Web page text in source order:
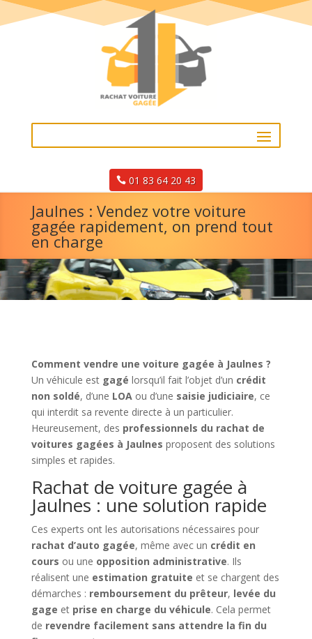
01 83 64 20 43
Jaulnes : Vendez votre voiture
gagée rapidement, on prend tout
en charge
Comment vendre une voiture gagée à Jaulnes ?
Un véhicule est gagé lorsqu’il fait l’objet d’un crédit
non soldé, d’une LOA ou d’une saisie judiciaire, ce
qui interdit sa revente directe à un particulier.
Heureusement, des professionnels du rachat de
voitures gagées à Jaulnes proposent des solutions
simples et rapides.
Rachat de voiture gagée à
Jaulnes : une solution rapide
Ces experts ont les autorisations nécessaires pour
rachat d’auto gagée, même avec un crédit en
cours ou une opposition administrative. Ils
réalisent une estimation gratuite et se chargent des
démarches : remboursement du prêteur, levée du
gage et prise en charge du véhicule. Cela permet
de revendre facilement sans attendre la fin du